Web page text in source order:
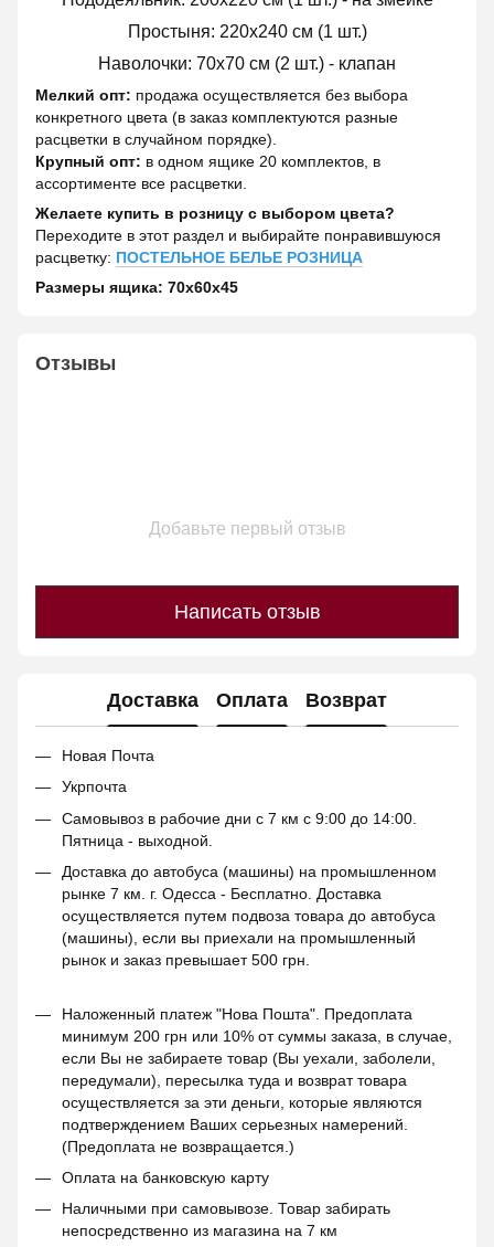
Простыня: 220х240 см (1 шт.)
Наволочки: 70х70 см (2 шт.) - клапан
Мелкий опт: продажа осуществляется без выбора
конкретного цвета (в заказ комплектуются разные
расцветки в случайном порядке).
Крупный опт: в одном ящике 20 комплектов, в
ассортименте все расцветки.
Желаете купить в розницу с выбором цвета?
Переходите в этот раздел и выбирайте понравившуюся
расцветку: ПОСТЕЛЬНОЕ БЕЛЬЕ РОЗНИЦА
Размеры ящика: 70х60х45
Отзывы
Добавьте первый отзыв
Написать отзыв
Доставка Оплата Возврат
Новая Почта
Укрпочта
Самовывоз в рабочие дни с 7 км с 9:00 до 14:00.
Пятница - выходной.
Доставка до автобуса (машины) на промышленном
рынке 7 км. г. Одесса - Бесплатно. Доставка
осуществляется путем подвоза товара до автобуса
(машины), если вы приехали на промышленный
рынок и заказ превышает 500 грн.
Наложенный платеж "Нова Пошта". Предоплата
минимум 200 грн или 10% от суммы заказа, в случае,
если Вы не забираете товар (Вы уехали, заболели,
передумали), пересылка туда и возврат товара
осуществляется за эти деньги, которые являются
подтверждением Ваших серьезных намерений.
(Предоплата не возвращается.)
Оплата на банковскую карту
Наличными при самовывозе. Товар забирать
непосредственно из магазина на 7 км